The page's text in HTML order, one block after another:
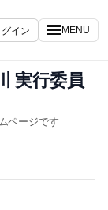
グイン MENU
実行委員
ページです